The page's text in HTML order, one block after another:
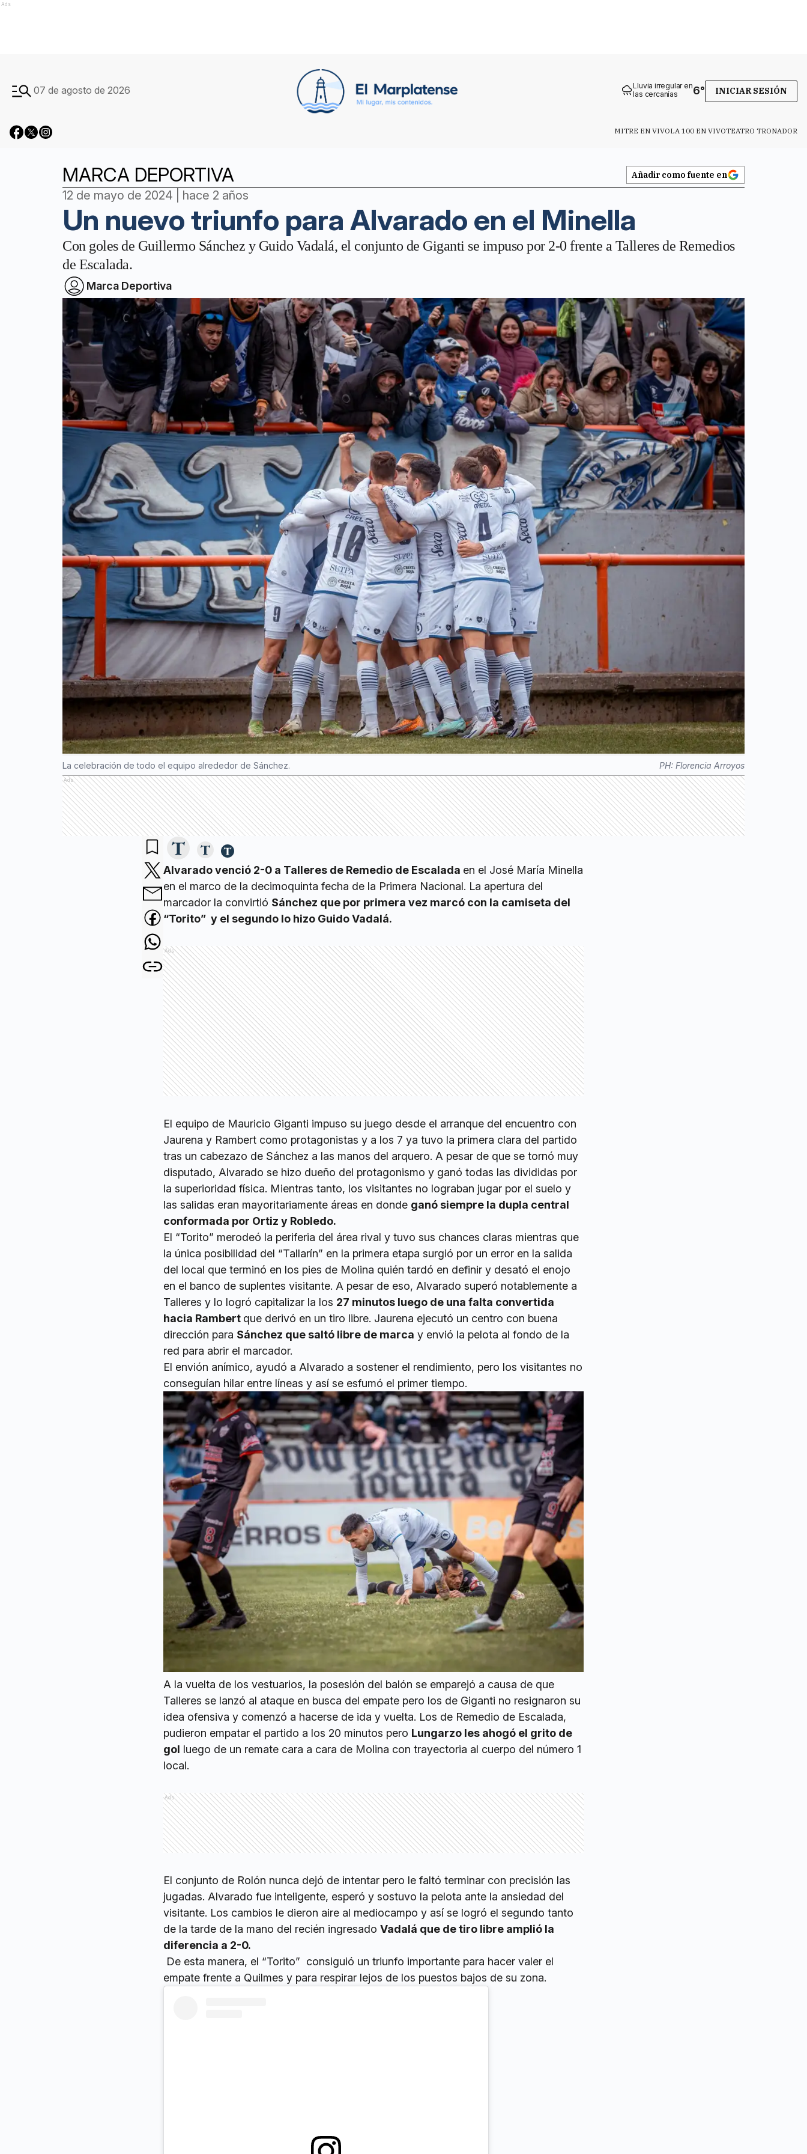
Ads
07 de agosto de 2026
Lluvia irregular en
las cercanías
6° INICIAR SESIÓN
MITRE EN VIVOLA 100 EN VIVOTEATRO TRONADOR
MARCA DEPORTIVA Añadir como fuente en
12 de mayo de 2024 | hace 2 años
Un nuevo triunfo para Alvarado en el Minella
Con goles de Guillermo Sánchez y Guido Vadalá, el conjunto de Giganti se impuso por 2-0 frente a Talleres de Remedios
de Escalada.
Marca Deportiva
La celebración de todo el equipo alrededor de Sánchez. PH: Florencia Arroyos
Ads
Alvarado venció 2-0 a Talleres de Remedio de Escalada en el José María Minella
en el marco de la decimoquinta fecha de la Primera Nacional. La apertura del
marcador la convirtió Sánchez que por primera vez marcó con la camiseta del
“Torito” y el segundo lo hizo Guido Vadalá.
Ads
El equipo de Mauricio Giganti impuso su juego desde el arranque del encuentro con
Jaurena y Rambert como protagonistas y a los 7 ya tuvo la primera clara del partido
tras un cabezazo de Sánchez a las manos del arquero. A pesar de que se tornó muy
disputado, Alvarado se hizo dueño del protagonismo y ganó todas las divididas por
la superioridad física. Mientras tanto, los visitantes no lograban jugar por el suelo y
las salidas eran mayoritariamente áreas en donde ganó siempre la dupla central
conformada por Ortiz y Robledo.
El “Torito” merodeó la periferia del área rival y tuvo sus chances claras mientras que
la única posibilidad del “Tallarín” en la primera etapa surgió por un error en la salida
del local que terminó en los pies de Molina quién tardó en definir y desató el enojo
en el banco de suplentes visitante. A pesar de eso, Alvarado superó notablemente a
Talleres y lo logró capitalizar la los 27 minutos luego de una falta convertida
hacia Rambert que derivó en un tiro libre. Jaurena ejecutó un centro con buena
dirección para Sánchez que saltó libre de marca y envió la pelota al fondo de la
red para abrir el marcador.
El envión anímico, ayudó a Alvarado a sostener el rendimiento, pero los visitantes no
conseguían hilar entre líneas y así se esfumó el primer tiempo.
A la vuelta de los vestuarios, la posesión del balón se emparejó a causa de que
Talleres se lanzó al ataque en busca del empate pero los de Giganti no resignaron su
idea ofensiva y comenzó a hacerse de ida y vuelta. Los de Remedio de Escalada,
pudieron empatar el partido a los 20 minutos pero Lungarzo les ahogó el grito de
gol luego de un remate cara a cara de Molina con trayectoria al cuerpo del número 1
local.
Ads
El conjunto de Rolón nunca dejó de intentar pero le faltó terminar con precisión las
jugadas. Alvarado fue inteligente, esperó y sostuvo la pelota ante la ansiedad del
visitante. Los cambios le dieron aire al mediocampo y así se logró el segundo tanto
de la tarde de la mano del recién ingresado Vadalá que de tiro libre amplió la
diferencia a 2-0.
De esta manera, el “Torito” consiguió un triunfo importante para hacer valer el
empate frente a Quilmes y para respirar lejos de los puestos bajos de su zona.